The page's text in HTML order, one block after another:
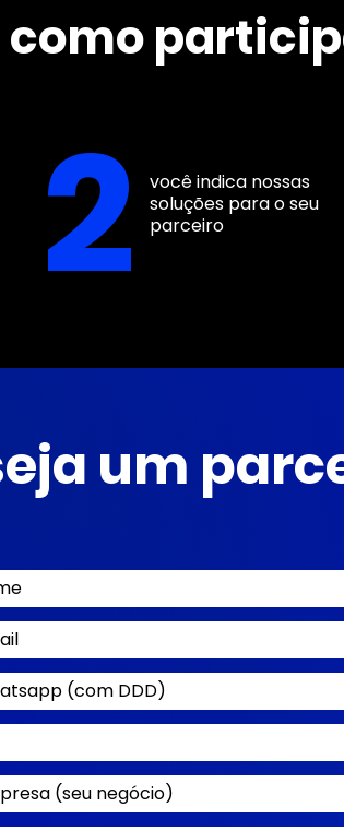
como
2
você indica nossas
soluções para o seu
parceiro
um